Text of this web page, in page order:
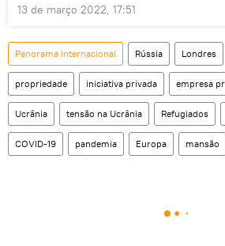
13 de março 2022, 17:51
Panorama internacional Rússia Londres
propriedade iniciativa privada empresa
Ucrânia tensão na Ucrânia Refugiados
COVID-19 pandemia Europa mansão